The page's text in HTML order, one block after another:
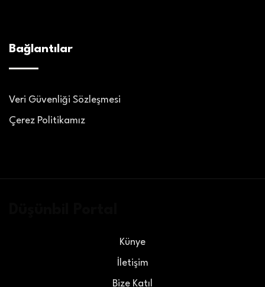
Bağlantılar
Veri Güvenliği Sözleşmesi
Çerez Politikamız
Künye
İletişim
Bize Katıl